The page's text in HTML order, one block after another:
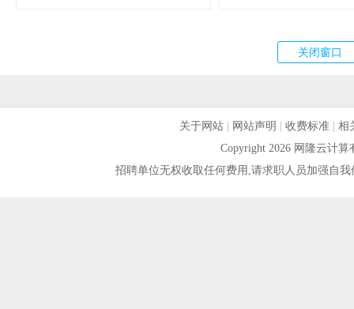
关于网站 网站声明 |收费标准 |相
Copyright 2026 网隆云计
招聘单位无权收取任何费用,请求职人员加强自